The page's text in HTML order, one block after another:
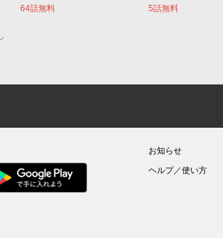
64話無料
5話無料
お知らせ
ヘルプ／使い方